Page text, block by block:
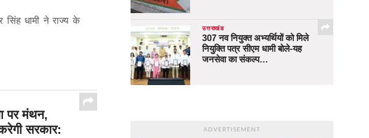
धामी ने राज्य के
पर मंथन,
सरकार:
उत्तराखंड
307 नव नियुक्त अभ्यर्थियों को मिले
नियुक्ति पत्र सीएम धामी बोले-यह
जनसेवा का संकल्प…
ADVERTISEMENT